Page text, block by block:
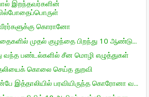
இறந்தவர்களின்
கொரானோ
முதல் குழந்தை பிறந்து 10 ஆண்டு...
வந்த பண்டல்களில் சீன மொழி எழுத்துகள்
கொலை செய்த துறவி
இத்தாலியில் பரவியிருந்த கொரோனா வ...